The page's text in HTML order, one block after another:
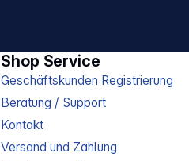
Shop Service
Geschäftskunden Registrierung
Beratung / Support
Kontakt
Versand und Zahlung